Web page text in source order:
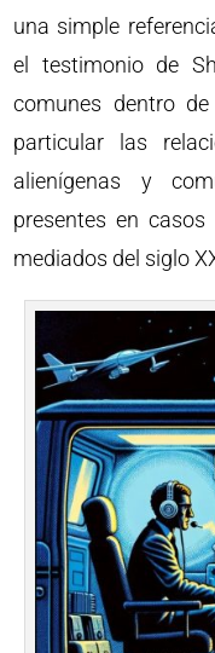
una simple
el testimonio de
comunes dentro
particular las
alienígenas y
presentes en
mediados del siglo